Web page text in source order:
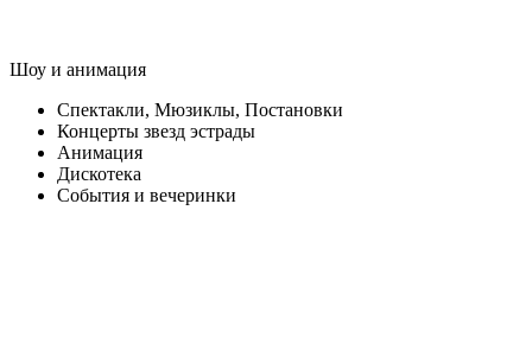
Шоу и анимация
Спектакли, Мюзиклы, Постановки
Концерты звезд эстрады
Анимация
Дискотека
События и вечеринки